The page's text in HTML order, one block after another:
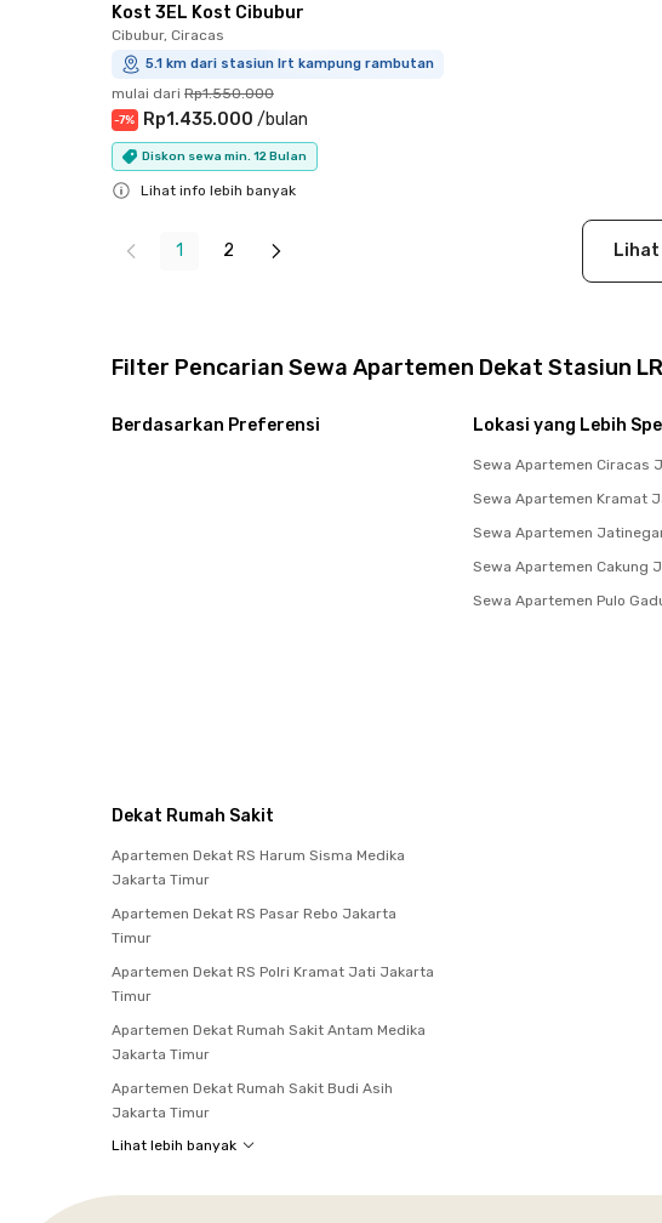
Kost 3EL Kost Cibubur
Cibubur, Ciracas
5.1 km dari stasiun lrt kampung rambutan
mulai dari Rp1.550.000
-7% Rp1.435.000 /bulan
Diskon sewa min. 12 Bulan
Lihat info lebih banyak
1 2 Lihat
Filter Pencarian Sewa Apartemen Dekat Stasiun
Berdasarkan Preferensi Lokasi yang Lebih
Sewa Apartemen Ciracas
Sewa Apartemen Kramat
Sewa Apartemen
Sewa Apartemen Cakung
Sewa Apartemen Pulo
Dekat Rumah Sakit
Apartemen Dekat RS Harum Sisma Medika
Jakarta Timur
Apartemen Dekat RS Pasar Rebo Jakarta
Timur
Apartemen Dekat RS Polri Kramat Jati Jakarta
Timur
Apartemen Dekat Rumah Sakit Antam Medika
Jakarta Timur
Apartemen Dekat Rumah Sakit Budi Asih
Jakarta Timur
Lihat lebih banyak